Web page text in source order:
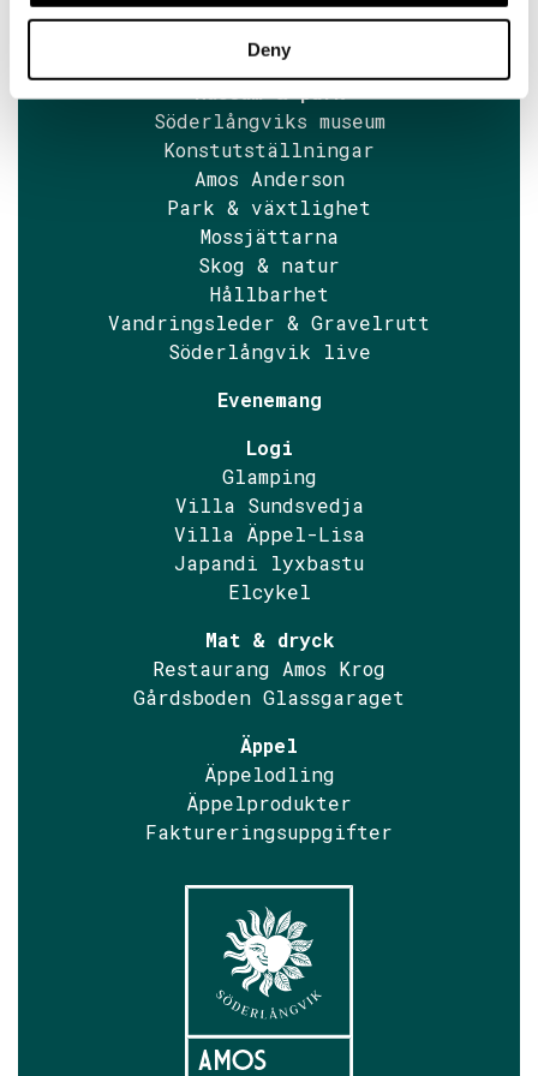
Deny
Nyheter
Tillgänglighet
Söderlångviks museum
Konstutställningar
Amos Anderson
Park & växtlighet
Mossjättarna
Skog & natur
Hållbarhet
Vandringsleder & Gravelrutt
Söderlångvik live
Evenemang
Logi
Glamping
Villa Sundsvedja
Villa Äppel-Lisa
Japandi lyxbastu
Elcykel
Mat & dryck
Restaurang Amos Krog
Gårdsboden Glassgaraget
Äppel
Äppelodling
Äppelprodukter
Faktureringsuppgifter